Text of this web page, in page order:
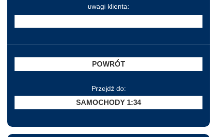
uwagi klienta:
POWRÓT
Przejdź do:
SAMOCHODY 1:34